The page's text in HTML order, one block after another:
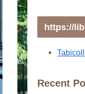
https://
Recent